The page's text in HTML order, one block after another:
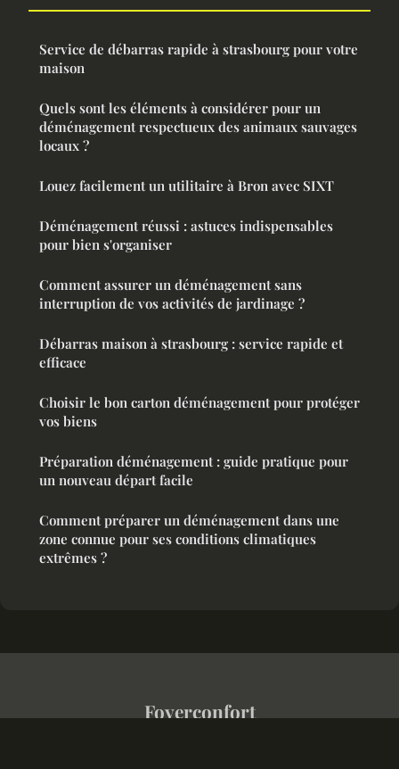
Service de débarras rapide à strasbourg pour votre
maison
Quels sont les éléments à considérer pour un
déménagement respectueux des animaux sauvages
locaux ?
Louez facilement un utilitaire à Bron avec SIXT
Déménagement réussi : astuces indispensables
pour bien s'organiser
Comment assurer un déménagement sans
interruption de vos activités de jardinage ?
Débarras maison à strasbourg : service rapide et
efficace
Choisir le bon carton déménagement pour protéger
vos biens
Préparation déménagement : guide pratique pour
un nouveau départ facile
Comment préparer un déménagement dans une
zone connue pour ses conditions climatiques
extrêmes ?
Foyerconfort